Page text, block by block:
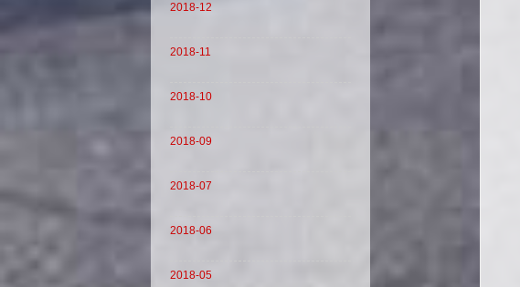
2018-12
2018-11
2018-10
2018-09
2018-07
2018-06
2018-05